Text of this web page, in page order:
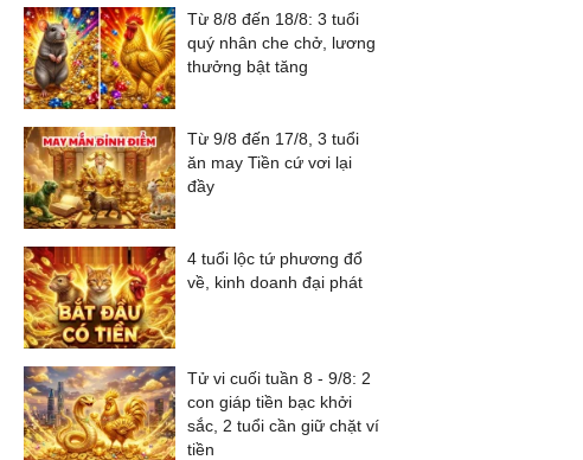
Từ 8/8 đến 18/8: 3 tuổi
quý nhân che chở, lương
thưởng bật tăng
Từ 9/8 đến 17/8, 3 tuổi
ăn may Tiền cứ vơi lại
đầy
4 tuổi lộc tứ phương đổ
về, kinh doanh đại phát
Tử vi cuối tuần 8 - 9/8: 2
con giáp tiền bạc khởi
sắc, 2 tuổi cần giữ chặt ví
tiền